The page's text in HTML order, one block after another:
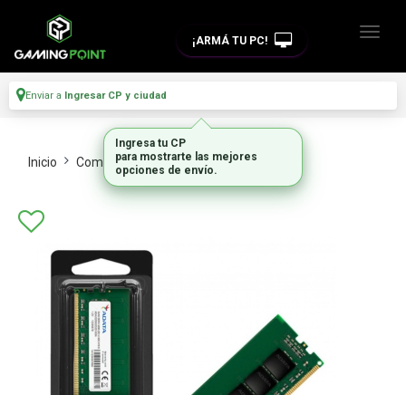
¡ARMÁ TU PC!
Enviar a Ingresar CP y ciudad
Inicio Componentes De Pc Memorias Ram
Ingresa tu CP
para mostrarte las mejores
opciones de envío.